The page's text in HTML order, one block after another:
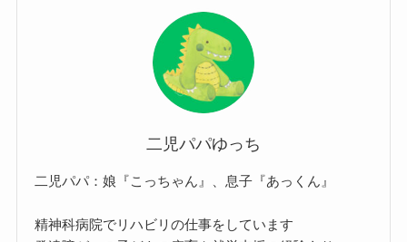
二児パパゆっち
二児パパ：娘『こっちゃん』、息子『あっくん』
精神科病院でリハビリの仕事をしています